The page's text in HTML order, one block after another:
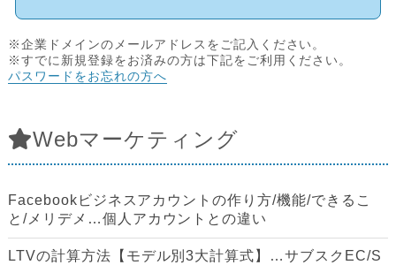
※企業ドメインのメールアドレスをご記入ください。
※すでに新規登録をお済みの方は下記をご利用ください。
パスワードをお忘れの方へ
Webマーケティング
Facebookビジネスアカウントの作り方/機能/できるこ
と/メリデメ…個人アカウントとの違い
LTVの計算方法【モデル別3大計算式】…サブスクEC/S